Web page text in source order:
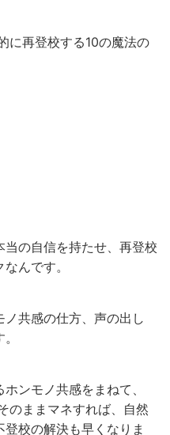
に再登校する10の魔法の
の自信を持たせ、再登校
んです。
共感の仕方、声の出し
ンモノ共感をまねて、
のままマネすれば、自然
校の解決も早くなりま